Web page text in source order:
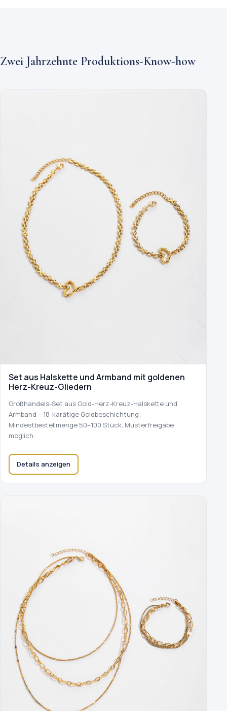
Zwei Jahrzehnte Produktions-Know-how
Set aus Halskette und Armband mit goldenen
Herz-Kreuz-Gliedern
Großhandels-Set aus Gold-Herz-Kreuz-Halskette und
Armband – 18-karätige Goldbeschichtung;
Mindestbestellmenge 50–100 Stück, Musterfreigabe
möglich.
Details anzeigen